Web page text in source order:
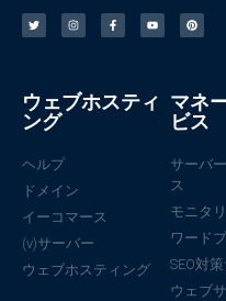
ウェブホスティ
ング
ヘルプ
ドメイン
イーコマース
(v)サーバー
ウェブホスティング
マネ
ビス
サーバ
ス
モニタ
ワード
SEO対
ウェブ